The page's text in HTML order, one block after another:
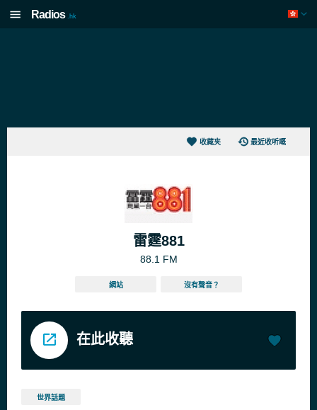
Radios .hk
收藏夹 最近收听嘅
雷霆881
88.1 FM
網站 沒有聲音？
在此收聽
世界話題